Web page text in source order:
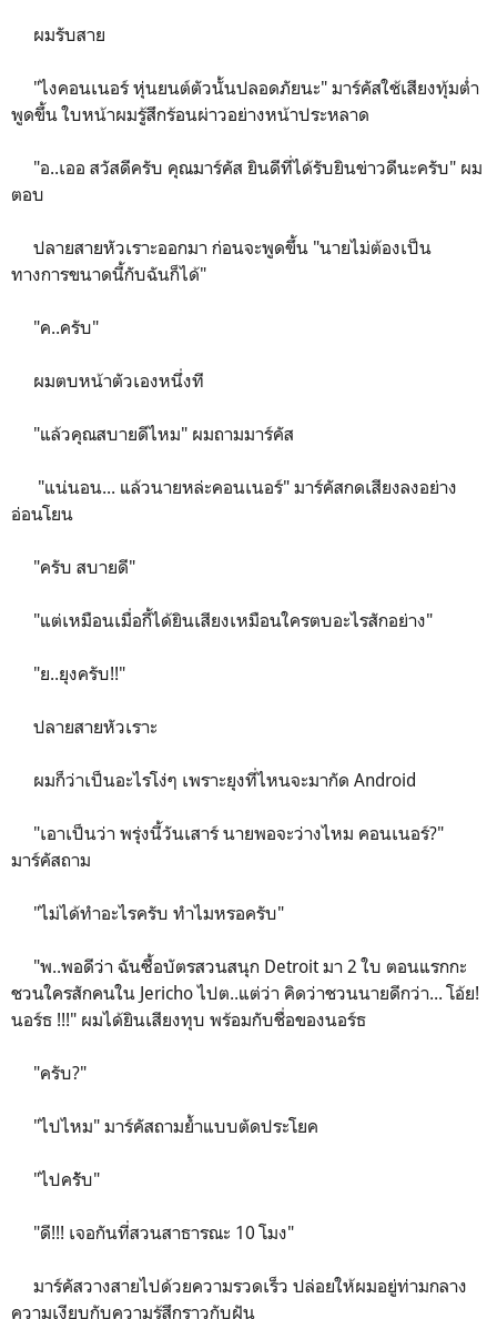
ผมรับสาย
"ไงคอนเนอร์ หุ่นยนต์ตัวนั้นปลอดภัยนะ" มาร์คัสใช้เสียงทุ้มต่ำ
พูดขึ้น ใบหน้าผมรู้สึกร้อนผ่าวอย่างหน้าประหลาด
"อ..เออ สวัสดีครับ คุณมาร์คัส ยินดีที่ได้รับยินข่าวดีนะครับ" ผม
ตอบ
ปลายสายหัวเราะออกมา ก่อนจะพูดขึ้น "นายไม่ต้องเป็น
ทางการขนาดนี้กับฉันก็ได้"
"ค..ครับ"
ผมตบหน้าตัวเองหนึ่งที
"แล้วคุณสบายดีไหม" ผมถามมาร์คัส
"แน่นอน... แล้วนายหล่ะคอนเนอร์" มาร์คัสกดเสียงลงอย่าง
อ่อนโยน
"ครับ สบายดี"
"แต่เหมือนเมื่อกี้ได้ยินเสียงเหมือนใครตบอะไรสักอย่าง"
"ย..ยุงครับ!!"
ปลายสายหัวเราะ
ผมก็ว่าเป็นอะไรโง่ๆ เพราะยุงที่ไหนจะมากัด Android
"เอาเป็นว่า พรุ่งนี้วันเสาร์ นายพอจะว่างไหม คอนเนอร์?"
มาร์คัสถาม
"ไม่ได้ทำอะไรครับ ทำไมหรอครับ"
"พ..พอดีว่า ฉันซื้อบัตรสวนสนุก Detroit มา 2 ใบ ตอนแรกกะ
ชวนใครสักคนใน Jericho ไปต..แต่ว่า คิดว่าชวนนายดีกว่า... โอ้ย!
นอร์ธ !!!" ผมได้ยินเสียงทุบ พร้อมกับชื่อของนอร์ธ
"ครับ?"
"ไปไหม" มาร์คัสถามย้ำแบบตัดประโยค
"ไปครัับ"
"ดี!!! เจอกันที่สวนสาธารณะ 10 โมง"
มาร์คัสวางสายไปด้วยความรวดเร็ว ปล่อยให้ผมอยู่ท่ามกลาง
ความเงียบกับความรู้สึกราวกับฝัน